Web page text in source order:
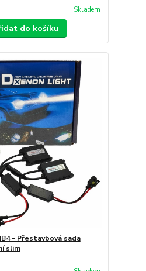
Skladem
do košíku
- Přestavbová sada
slim